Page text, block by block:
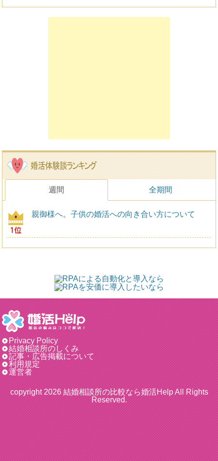
週間 全期間
親御様へ。子供の婚活への向き合い方について
Privacy Policy
結婚相談所のしくみ
記事・広告掲載について
利用規定
運営者
copyright 2026結婚相談所の比較なら婚活HelpAll Rights
Reserved.